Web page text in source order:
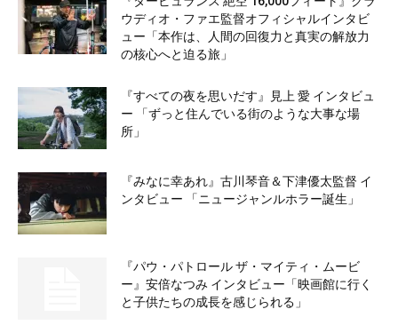
ウディオ・ファエ監督オフィシャルインタビ
ュー「本作は、人間の回復力と真実の解放力
の核心へと迫る旅」
『すべての夜を思いだす』見上 愛 インタビュ
ー 「ずっと住んでいる街のような大事な場
所」
『みなに幸あれ』古川琴音＆下津優太監督 イ
ンタビュー 「ニュージャンルホラー誕生」
『パウ・パトロール ザ・マイティ・ムービ
ー』安倍なつみ インタビュー「映画館に行く
と子供たちの成長を感じられる」